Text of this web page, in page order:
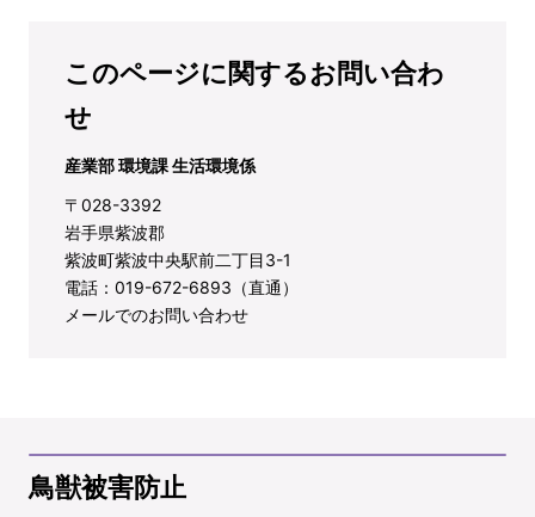
このページに関するお問い合わ
せ
産業部 環境課 生活環境係
〒028-3392
岩手県紫波郡
紫波町紫波中央駅前二丁目3-1
電話：019-672-6893（直通）
メールでのお問い合わせ
鳥獣被害防止